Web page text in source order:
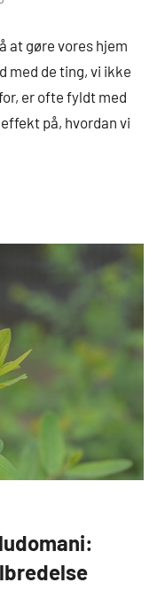
at gøre vores hjem
med de ting, vi ikke
er ofte fyldt med
på, hvordan vi